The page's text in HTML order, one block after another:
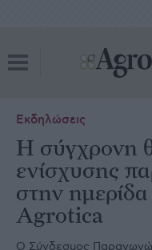
Εκδηλώσεις
Η σύγχρονη
ενίσχυσης
στην
Agrotica
Ο Σύνδεσμος